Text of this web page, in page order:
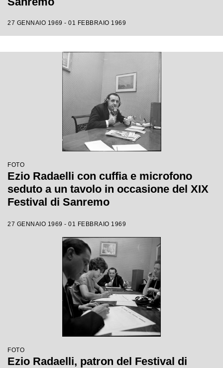
27 GENNAIO 1969 - 01 FEBBRAIO 1969
FOTO
Ezio Radaelli con cuffia e microfono
seduto a un tavolo in occasione del XIX
Festival di Sanremo
27 GENNAIO 1969 - 01 FEBBRAIO 1969
FOTO
Ezio Radaelli, patron del Festival di